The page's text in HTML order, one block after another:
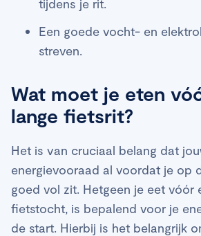
tijdens je rit.
Een goede vocht- en
streven.
Wat moet je eten
lange fietsrit?
Het is van cruciaal belang dat
energievooraad al voordat je op
goed vol zit. Hetgeen je eet vóór
fietstocht, is bepalend voor je
de start. Hierbij is het belangrijk